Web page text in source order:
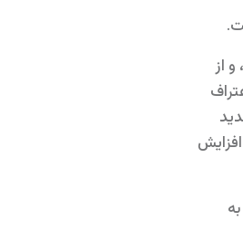
از
می‌کنید. (و اعتراف
بر این اساس افزایش